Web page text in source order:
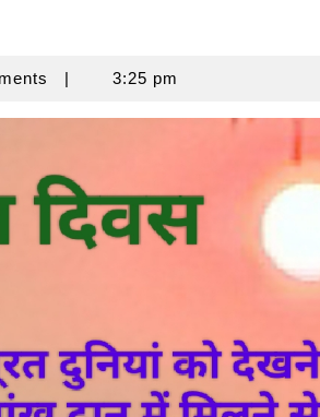
| 3:25 pm